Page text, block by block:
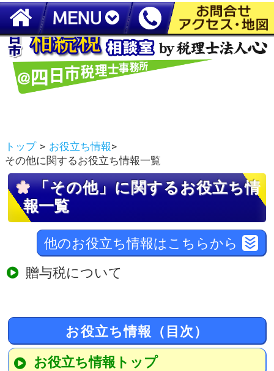
四日市で『相続税申告』なら【税理士法人心 四日市税理士事務所】
トップ > お役立ち情報>
その他に関するお役立ち情報一覧
「その他」に関するお役立ち情
報一覧
他のお役立ち情報はこちらから
贈与税について
お役立ち情報（目次）
お役立ち情報トップ